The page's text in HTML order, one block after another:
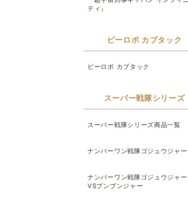
ティ』
ビーロボ カブタック
ビーロボ カブタック
スーパー戦隊シリーズ
スーパー戦隊シリーズ商品一覧
ナンバーワン戦隊ゴジュウジャー
ナンバーワン戦隊ゴジュウジャー
VSブンブンジャー